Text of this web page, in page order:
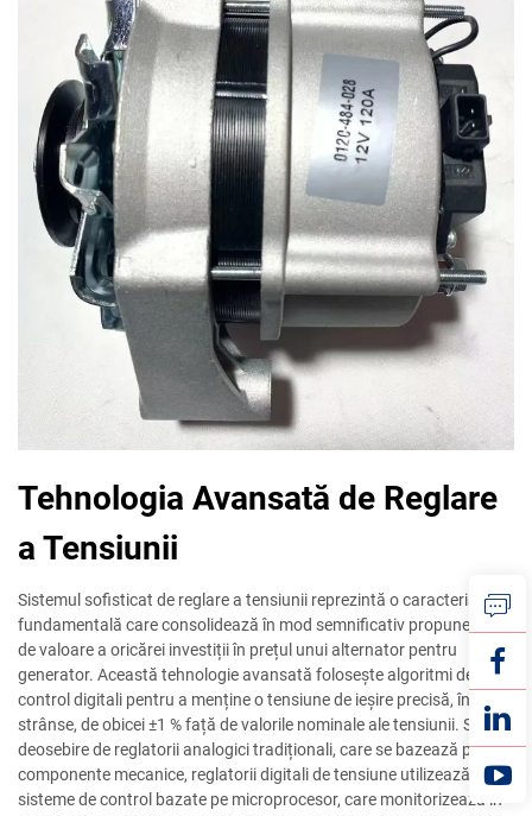
Tehnologia Avansată de Reglare
a Tensiunii
Sistemul sofisticat de reglare a tensiunii reprezintă o caracteristică
fundamentală care consolidează în mod semnificativ propunerea
de valoare a oricărei investiții în prețul unui alternator pentru
generator. Această tehnologie avansată folosește algoritmi de
control digitali pentru a menține o tensiune de ieșire precisă, în limite
strânse, de obicei ±1 % față de valorile nominale ale tensiunii. Spre
deosebire de reglatorii analogici tradiționali, care se bazează pe
componente mecanice, reglatorii digitali de tensiune utilizează
sisteme de control bazate pe microprocesor, care monitorizează în